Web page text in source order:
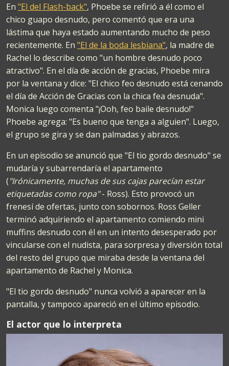
En "El del Flash-back", Phoebe se refirió a él como el
chico guapo desnudo, pero comentó que era una
lástima que haya estado aumentando mucho de peso
recientemente. En "El de la boda lesbiana", la madre de
Rachel lo describe como "un hombre desnudo poco
atractivo". En el día de acción de gracias, Phoebe mira
por la ventana y dice: "El chico feo desnudo está cenando
el día de Acción de Gracias con la chica fea desnuda".
Monica luego comenta "¡Ooh, feo baile desnudo!"
Phoebe agrega: "Es bueno que tenga a alguien". Luego,
el grupo se gira y se dan palmadas y abrazos.
En un episodio se anunció que "El tio gordo desnudo" se
mudaría y subarrendaría el apartamento
("Irónicamente, muchas de sus cajas parecían estar
etiquetadas como ropa"- Ross). Esto provocó un
frenesí de ofertas, junto con sobornos. Ross Geller
terminó adquiriendo el apartamento comiendo mini
muffins desnudo con él en un intento desesperado por
vincularse con el nudista, para sorpresa y diversión total
del resto del grupo que miraba desde la ventana del
apartamento de Rachel y Monica.
"El tio gordo desnudo" nunca volvió a aparecer en la
pantalla, y tampoco apareció en el último episodio.
El actor que lo interpreta